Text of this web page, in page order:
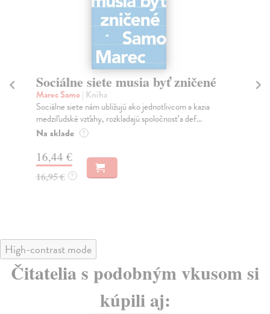
Sociálne siete musia byť zničené
Marec Samo| Kniha
Sociálne siete nám ubližujú ako jednotlivcom a kazia
medziľudské vzťahy, rozkladajú spoločnosť a def...
Na sklade ?
16,44 €
16,95 € ?
High-contrast mode
Čitatelia s podobným vkusom si
kúpili aj: